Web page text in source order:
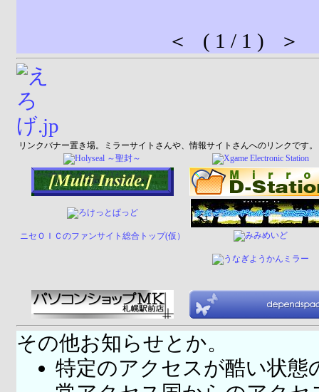
＜ ( 1 / 1 ) ＞
リンクバナー置き場。ミラーサイトさんや、情報サイトさんへのリンクです。
ニセＯＩＣのファンサイト総合トップ(仮）
その他お知らせとか。
特定のアクセスが酷い状態